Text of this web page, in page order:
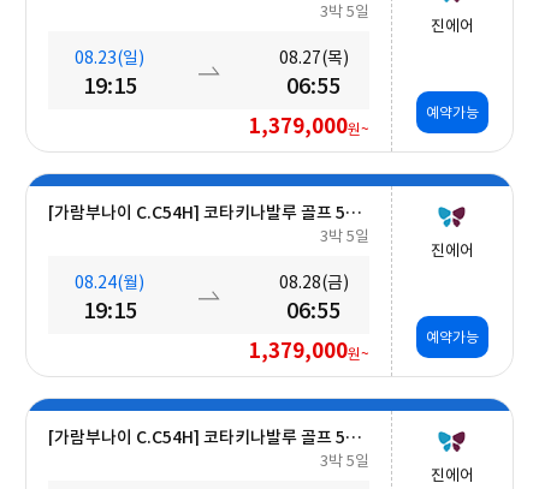
3박 5일
08.23(일)
19:15
08.27(목)
06:55
1,379,000원~
진에어
예약가능
[가람부나이 C.C54H] 코타키나발루 골프 5일 (최대 27H ■무료■ 추가 가능) #호텔식 3회
3박 5일
08.24(월)
19:15
08.28(금)
06:55
1,379,000원~
진에어
예약가능
[가람부나이 C.C54H] 코타키나발루 골프 5일 (최대 27H ■무료■ 추가 가능) #호텔식 3회
3박 5일
진에어